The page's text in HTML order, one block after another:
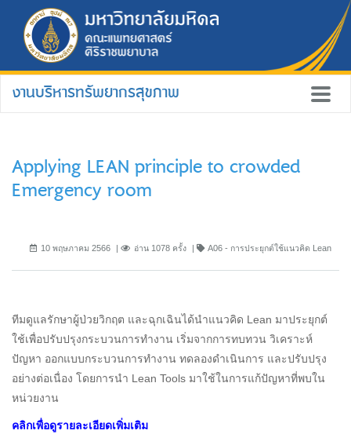
งานบริหารทรัพยากรสุขภาพ
Applying LEAN principle to crowded
Emergency room
10 พฤษภาคม 2566 อ่าน 1078 ครั้ง A06 - การประยุกต์ใช้แนวคิด Lean
ทีมดูแลรักษาผู้ป่วยวิกฤต และฉุกเฉินได้นำแนวคิด Lean มาประยุกต์
ใช้เพื่อปรับปรุงกระบวนการทำงาน เริ่มจากการทบทวน วิเคราะห์
ปัญหา ออกแบบกระบวนการทำงาน ทดลองดำเนินการ และปรับปรุง
อย่างต่อเนื่อง โดยการนำ Lean Tools มาใช้ในการแก้ปัญหาที่พบใน
หน่วยงาน
คลิกเพื่อดูรายละเอียดเพิ่มเติม